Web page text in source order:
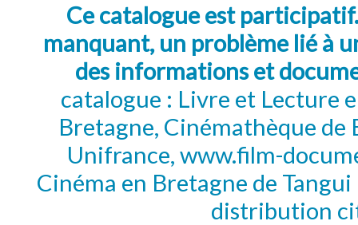
Ce catalogue est
manquant, un problème lié à
des informations et
catalogue : Livre et Lecture
Bretagne, Cinémathèque de
Unifrance, www.film-
Cinéma en Bretagne de
distribution